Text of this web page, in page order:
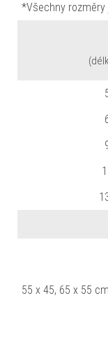
*Všechny
55 x 45, 65 x 55 cm